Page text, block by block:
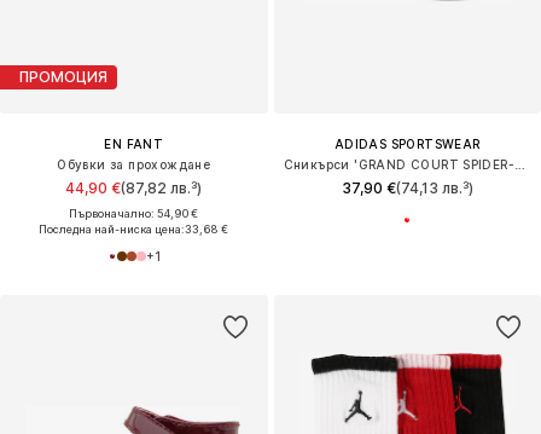
ПРОМОЦИЯ
EN FANT
Обувки за прохождане
44,90 €(87,82 лв.³)
Първоначално: 54,90 €
Последна най-ниска цена:33,68 €
+1
ADIDAS SPORTSWEAR
37,90 €(74,13 лв.³)